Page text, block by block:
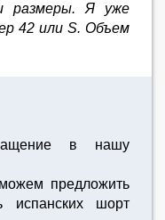
размеры. Я уже
42 или S. Объем
в нашу
предложить
испанских шорт